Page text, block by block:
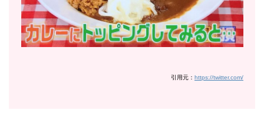
引用元： https://twitter.com/